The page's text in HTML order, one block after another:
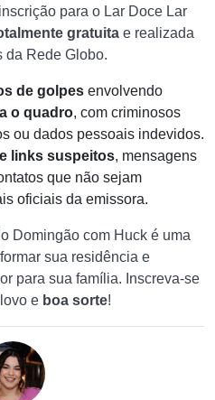
para o Lar Doce Lar
gratuita e realizada
da Rede Globo.
de golpes envolvendo
o quadro, com criminosos
ou dados pessoais indevidos.
links suspeitos, mensagens
que não sejam
oficiais da emissora.
Domingão com Huck é uma
sua residência e
para sua família. Inscreva-se
e boa sorte!